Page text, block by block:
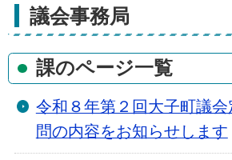
議会事務局
課のページ一覧
令和８年第２回大子町議
問の内容をお知らせします